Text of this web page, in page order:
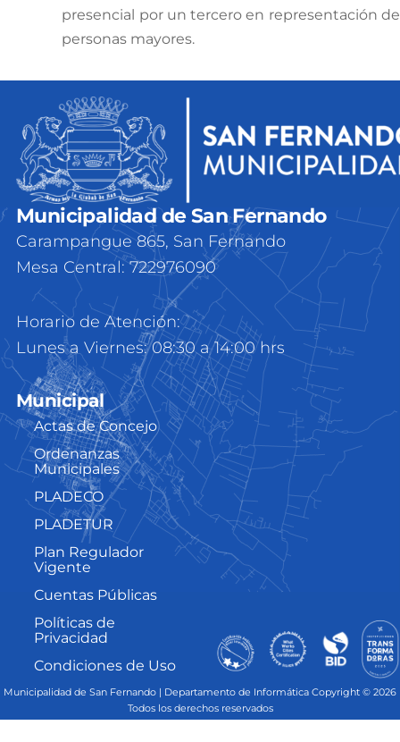
presencial por un tercero en representación de
personas mayores.
Municipalidad de San Fernando
Carampangue 865, San Fernando
Mesa Central: 722976090
Horario de Atención:
Lunes a Viernes: 08:30 a 14:00 hrs
Municipal
Actas de Concejo
Ordenanzas
Municipales
PLADECO
PLADETUR
Plan Regulador
Vigente
Cuentas Públicas
Políticas de
Privacidad
Condiciones de Uso
Municipalidad de San Fernando | Departamento de Informática Copyright © 2026
Todos los derechos reservados